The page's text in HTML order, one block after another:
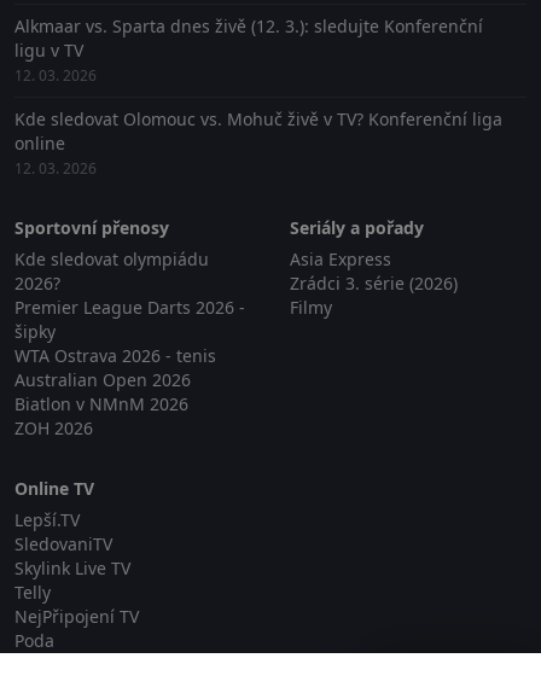
Alkmaar vs. Sparta dnes živě (12. 3.): sledujte Konferenční
ligu v TV
12. 03. 2026
Kde sledovat Olomouc vs. Mohuč živě v TV? Konferenční liga
online
12. 03. 2026
Sportovní přenosy
Kde sledovat olympiádu
2026?
Premier League Darts 2026 -
šipky
WTA Ostrava 2026 - tenis
Australian Open 2026
Biatlon v NMnM 2026
ZOH 2026
Seriály a pořady
Asia Express
Zrádci 3. série (2026)
Filmy
Online TV
Lepší.TV
SledovaniTV
Skylink Live TV
Telly
NejPřipojení TV
Poda